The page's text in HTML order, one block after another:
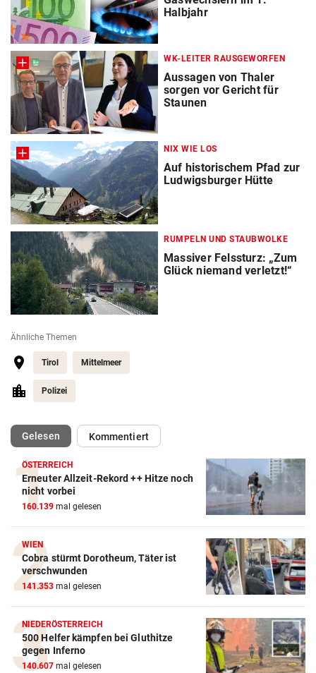
Halbjahr
WK-LEITER RAUSGEWORFEN
Aussagen von Thaler
sorgen vor Gericht für
Staunen
NIX WIE LOS
Auf historischem Pfad zur
Ludwigsburger Hütte
RUMPELN UND STAUBWOLKE
Massiver Felssturz: „Zum
Glück niemand verletzt!“
Ähnliche Themen
Tirol Mittelmeer
Polizei
Gelesen(ausgewählt)Kommentiert
ÖSTERREICH
Erneuter Allzeit-Rekord ++ Hitze noch
nicht vorbei
160.139 mal gelesen
WIEN
Cobra stürmt Dorotheum, Täter ist
verschwunden
141.353 mal gelesen
NIEDERÖSTERREICH
500 Helfer kämpfen bei Gluthitze
gegen Inferno
140.607 mal gelesen